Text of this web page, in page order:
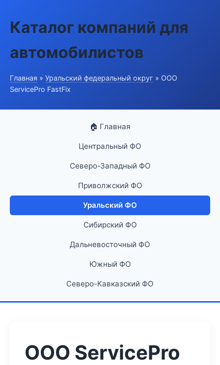
Каталог компаний для
автомобилистов
Главная » Уральский федеральный округ » ООО
ServicePro FastFix
🏠 Главная
Центральный ФО
Северо-Западный ФО
Приволжский ФО
Уральский ФО
Сибирский ФО
Дальневосточный ФО
Южный ФО
Северо-Кавказский ФО
ООО ServicePro